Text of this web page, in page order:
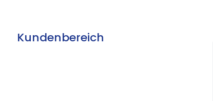
Kundenbereich